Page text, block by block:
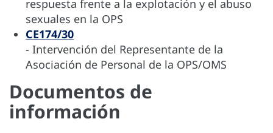
respuesta frente a la explotación y el abuso
sexuales en la OPS
CE174/30
- Intervención del Representante de la
Asociación de Personal de la OPS/OMS
Documentos de
información